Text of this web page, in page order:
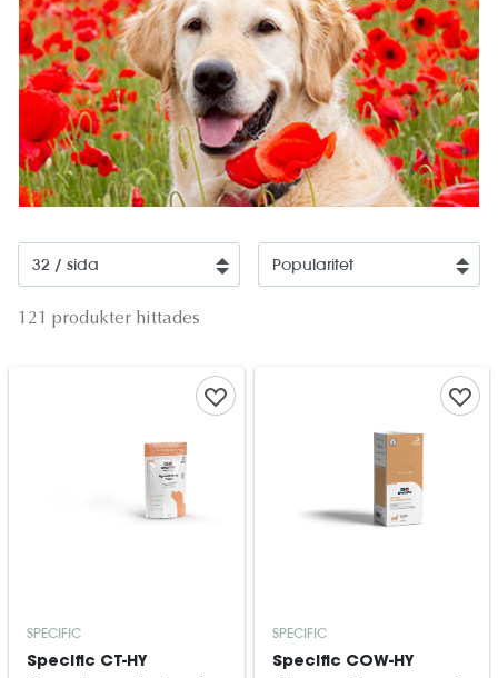
121 produkter hittades
SPECIFIC
Specific CT-HY
SPECIFIC
Specific COW-HY